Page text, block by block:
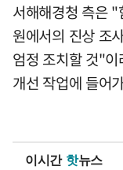
서해해경청 측은
원에서의 진상 조
엄정 조치할 것"
개선 작업에 들어
이시간 핫뉴스